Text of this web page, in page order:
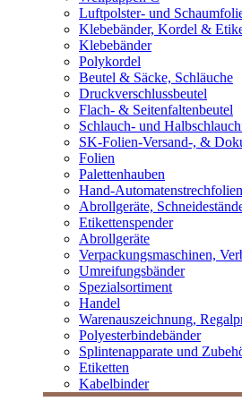
Luftpolster- und
Klebebänder, Kordel &
Klebebänder
Polykordel
Beutel & Säcke, Schläuche
Druckverschlussbeutel
Flach- & Seitenfaltenbeutel
Schlauch- und
SK-Folien-Versand-, &
Folien
Palettenhauben
Hand-Automatenstrechfolien
Abrollgeräte,
Etikettenspender
Abrollgeräte
Verpackungsmaschinen,
Umreifungsbänder
Spezialsortiment
Handel
Warenauszeichnung,
Polyesterbindebänder
Splintenapparate und
Etiketten
Kabelbinder